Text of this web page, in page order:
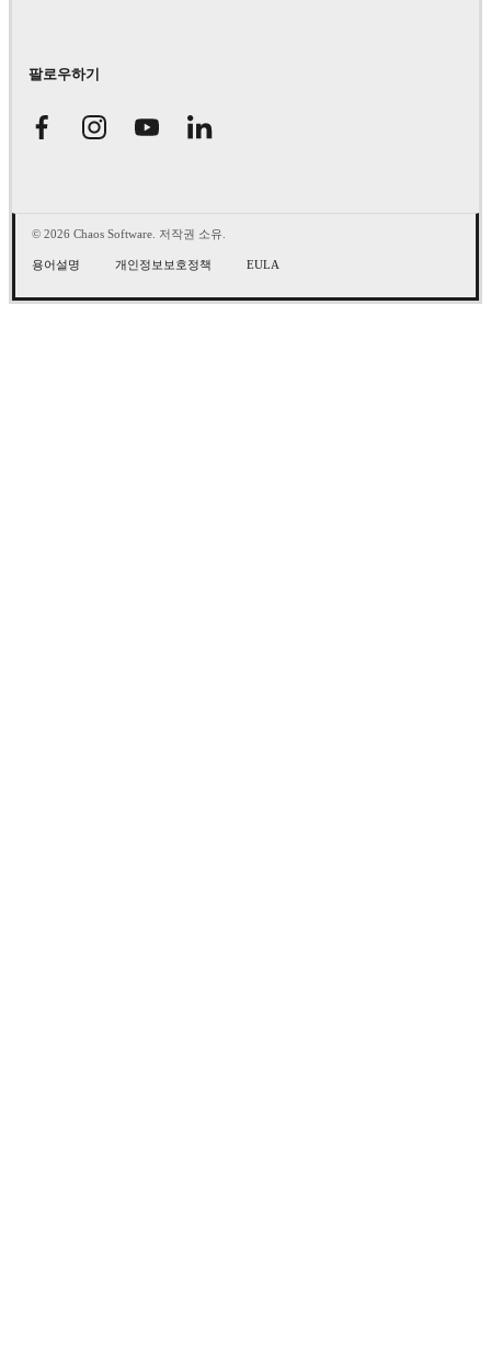
팔로우하기
© 2026 Chaos Software. 저작권 소유.
용어설명 개인정보보호정책 EULA